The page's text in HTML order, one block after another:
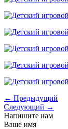
← Предыдущий
Следующий →
Напишите нам
Ваше имя